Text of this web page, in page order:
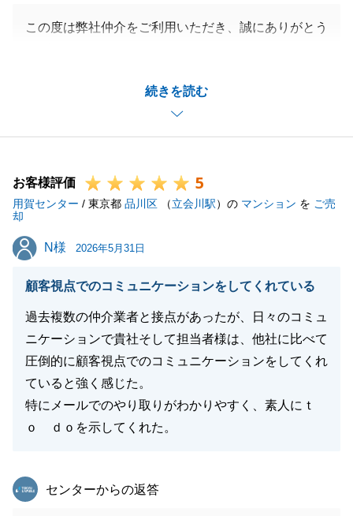
続きを読む
この度は弊社仲介をご利用いただき、誠にありがとう
私からのご連絡に対し、いつも迅速にご対応いただき
ましたおかげで、無事お取引を完了することが出来ま
した。
困りのことがございましたら是非お気軽にご連絡下さ
い。
閉じる
お客様評価 5
用賀センター / 東京都 品川区 （立会川駅）の マンション を ご売
却
N様
N様 2026年5月31日
顧客視点でのコミュニケーションをしてくれている
過去複数の仲介業者と接点があったが、日々のコミュ
ニケーションで貴社そして担当者様は、他社に比べて
圧倒的に顧客視点でのコミュニケーションをしてくれ
ていると強く感じた。
特にメールでのやり取りがわかりやすく、素人にｔ
ｏ ｄｏを示してくれた。
東急リバブル
センターからの返答